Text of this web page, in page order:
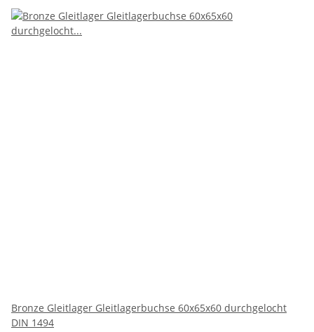
Bronze Gleitlager Gleitlagerbuchse 60x65x60 durchgelocht
DIN 1494